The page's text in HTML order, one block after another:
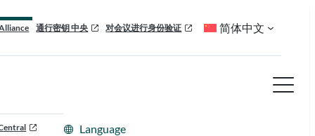
通行密钥 中央 对会议进行身份验证 简体中文
Language